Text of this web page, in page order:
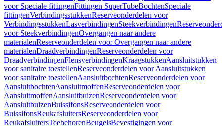
voor Speciale fittingenFittingen SuperTubeBochtenSpeciale
fittingenVerbindingsstukkenReserveonderdelen voor
VerbindingsstukkenLasverbindingenSteekverbindingen
voor SteekverbindingenOvergangen naar andere
materialenReserveonderdelen voor Overgangen naar andere
materialenDraadverbindingenReserveonderdelen voor
DraadverbindingenFlensverbindingenKraagstukkenAansluitstukken
voor sanitaire toestellenReserveonderdelen voor Aansluitstukken
voor sanitaire toestellenAansluitbochtenReserveonderdelen voor
AansluitbochtenAansluitmoffenReserveonderdelen voor
AansluitmoffenAansluitbuizenReserveonderdelen voor
AansluitbuizenBuissifonsReserveonderdelen voor
BuissifonsReukafsluitersReserveonderdelen voor
ReukafsluitersToebehorenBeugelsBevestigingen voor